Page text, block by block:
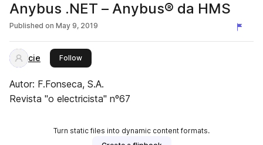
Anybus .NET – Anybus® da HMS
Published on May 9, 2019
cie Followthis publisher
Autor: F.Fonseca, S.A.
Revista "o electricista" nº67
Turn static files into dynamic content formats.